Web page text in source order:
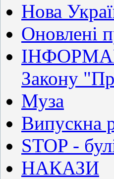
Нова
Оновлені
Закону
Муза
Випускна
STOP -
НАКАЗИ